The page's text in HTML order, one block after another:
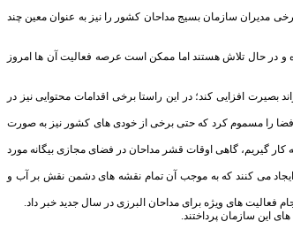
مدیران سازمان بسیج مداحان کشور را نیز به عنوان معین چند
و در حال تلاش هستند اما ممکن است عرصه فعالیت آن ها امروز
افزایی کند؛ در این راستا برخی اقدامات محتوایی نیز در
را مسموم کرد که حتی برخی از خودی های کشور نیز به صورت
کار گیریم، گاهی اوقات قشر مداحان در فضای مجازی بیگانه مورد
ایجاد می کنند که به موجب آن تمام نقشه های دشمن نقش بر آب و
فعالیت های ویژه برای مداحان البرزی در سال جدید خبر داد.
این سازمان پرداختند.